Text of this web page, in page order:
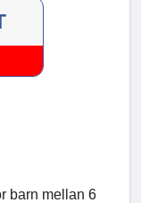
barn mellan 6